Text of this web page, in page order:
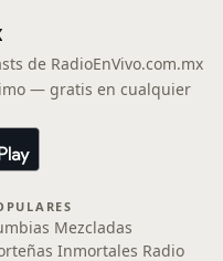
de RadioEnVivo.com.mx
— gratis en cualquier
Mezcladas
Inmortales Radio